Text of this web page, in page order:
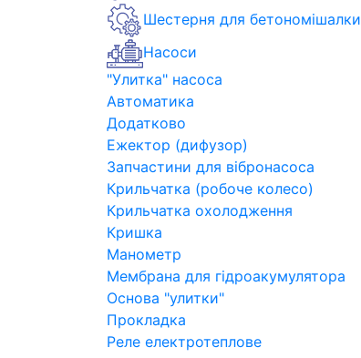
Шестерня для бетономішалки
Насоси
"Улитка" насоса
Автоматика
Додатково
Ежектор (дифузор)
Запчастини для вібронасоса
Крильчатка (робоче колесо)
Крильчатка охолодження
Кришка
Манометр
Мембрана для гідроакумулятора
Основа "улитки"
Прокладка
Реле електротеплове